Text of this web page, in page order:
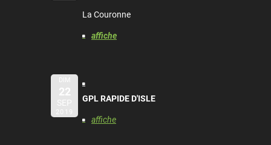
La Couronne
affiche
DIM
22
SEP
2019
GPL RAPIDE D'ISLE
affiche